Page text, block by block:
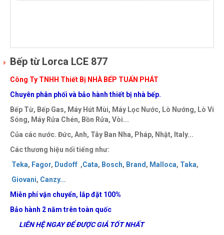
Bếp từ Lorca LCE 877
Công Ty TNHH Thiết Bị NHÀ BẾP TUẤN PHÁT
Chuyên phân phối và bảo hành thiết bị nhà bếp.
Bếp Từ, Bếp Gas, Máy Hút Mùi, Máy Lọc Nước, Lò Nướng, Lò Vi
Sóng, Máy Rửa Chén, Bồn Rửa, Vòi...
Của các nước. Đức, Anh, Tây Ban Nha, Pháp, Nhật, Italy...
Các thương hiệu nổi tiếng như:
Teka, Fagor, Dudoff ,Cata, Bosch, Brand, Malloca, Taka,
Giovani, Canzy...
Miễn phí vận chuyển, lắp đặt 100%
Bảo hành 2 năm trên toàn quốc
LIÊN HỆ NGAY ĐỂ ĐƯỢC GIÁ TỐT NHẤT